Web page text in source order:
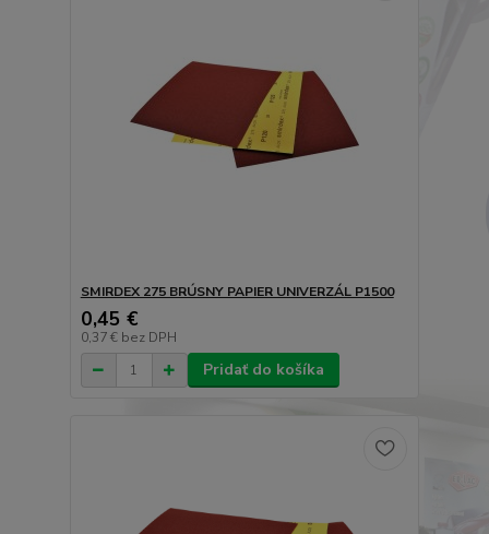
SMIRDEX 275 BRÚSNY PAPIER UNIVERZÁL P1500
0,45 €
0,37 € bez DPH
Pridať do košíka